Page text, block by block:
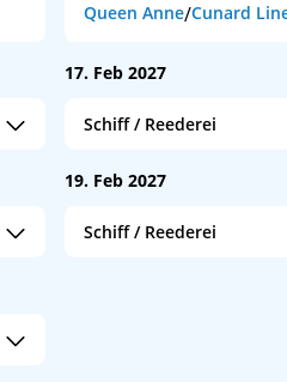
Queen Anne/Cunard
17. Feb 2027
Schiff / Reederei
Silver Nova
Azamara Journey
19. Feb 2027
Schiff / Reederei